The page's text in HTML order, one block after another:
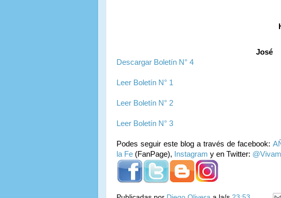
Hermanas
José
Descargar Boletín N° 4
Leer Boletín N° 1
Leer Boletín N° 2
Leer Boletín N° 3
Podes seguir este blog a través de facebook:
la Fe (FanPage), Instagram y en Twitter: